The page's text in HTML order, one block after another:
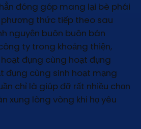
đóng góp mang lại bè phái
thức tiếp theo sau
nguyện buôn buôn bán
ty trong khoảng thiện,
đụng cùng hoạt đụng
đụng cùng sinh hoạt mạng
chỉ là giúp đỡ rất nhiều chọn
xung lòng vòng khi họ yêu